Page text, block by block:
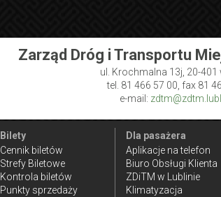
Zarząd Dróg i Transportu
ul. Krochmalna 13j, 20-401
tel. 81 466 57 00, fax 81
e-mail:
Bilety
Cennik biletów
Strefy Biletowe
Kontrola biletów
Punkty sprzedaży
Dla pasażera
Aplikacje na telefon
Biuro Obsługi Klienta
ZDiTM w Lublinie
Klimatyzacja